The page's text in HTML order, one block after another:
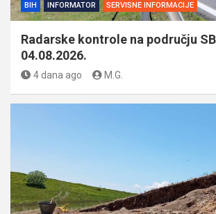
BIH INFORMATOR SERVISNE INFORMACIJE
Radarske kontrole na području
04.08.2026.
4 dana ago M.G.